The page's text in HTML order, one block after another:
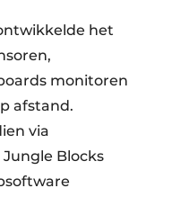
het
monitoren
afstand.
via
Blocks